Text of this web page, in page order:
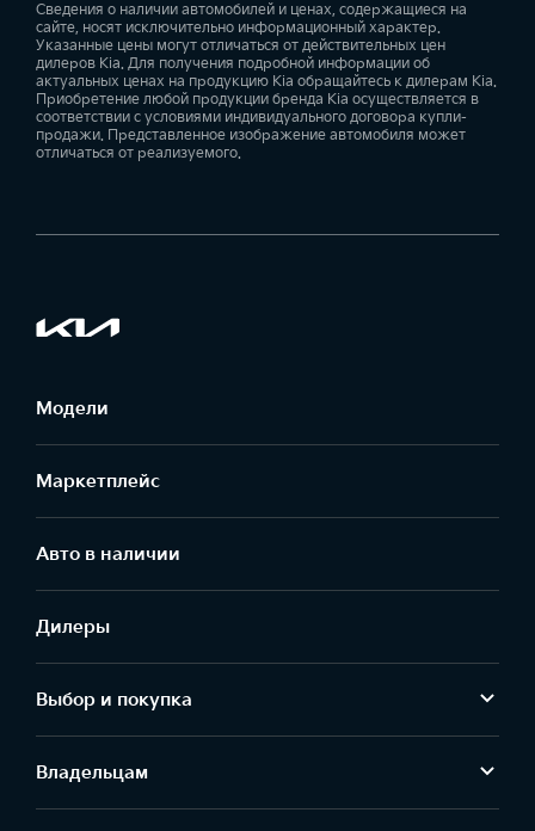
Сведения о наличии автомобилей и ценах, содержащиеся на
сайте, носят исключительно информационный характер.
Указанные цены могут отличаться от действительных цен
дилеров Kia. Для получения подробной информации об
актуальных ценах на продукцию Kia обращайтесь к дилерам Kia.
Приобретение любой продукции бренда Kia осуществляется в
соответствии с условиями индивидуального договора купли-
продажи. Представленное изображение автомобиля может
отличаться от реализуемого.
Модели
Маркетплейс
Aвто в наличии
Дилеры
Выбор и покупка
Владельцам